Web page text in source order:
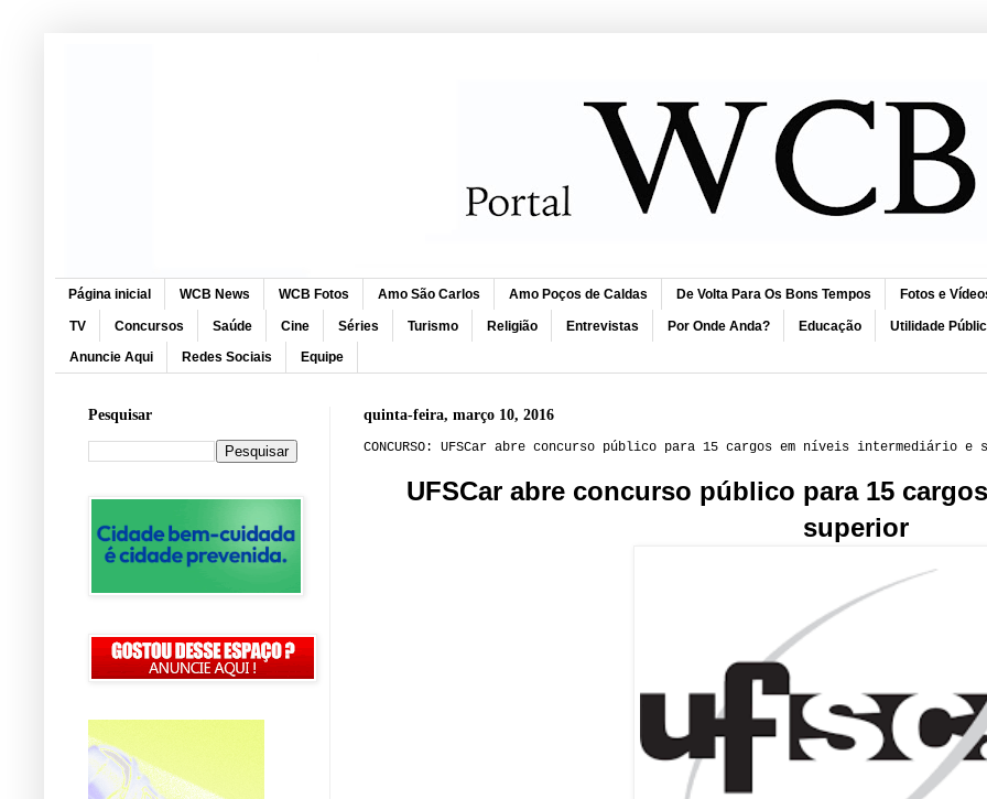
Página inicial WCB News WCB Fotos Amo São Carlos Amo Poços de Caldas De Volta Para Os Bons Tempos Fotos e
TV Concursos Saúde Cine Séries Turismo Religião Entrevistas Por Onde Anda? Educação Utilidade
Anuncie Aqui Redes Sociais Equipe
quinta-feira, março 10, 2016
CONCURSO: UFSCar abre concurso público para 15 cargos em níveis intermediário e
UFSCar abre concurso público para 15
superior
Pesquisar